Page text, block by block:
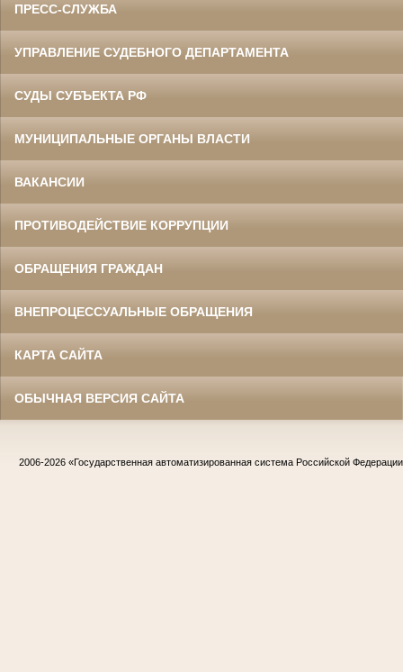
ПРЕСС-СЛУЖБА
УПРАВЛЕНИЕ СУДЕБНОГО ДЕПАРТАМЕНТА
СУДЫ СУБЪЕКТА РФ
МУНИЦИПАЛЬНЫЕ ОРГАНЫ ВЛАСТИ
ВАКАНСИИ
ПРОТИВОДЕЙСТВИЕ КОРРУПЦИИ
ОБРАЩЕНИЯ ГРАЖДАН
ВНЕПРОЦЕССУАЛЬНЫЕ ОБРАЩЕНИЯ
КАРТА САЙТА
ОБЫЧНАЯ ВЕРСИЯ САЙТА
2006-2026 «Государственная автоматизированная система Российской